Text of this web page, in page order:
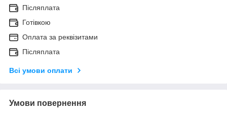
Післяплата
Готівкою
Оплата за реквізитами
Післяплата
Всі умови оплати
Умови повернення